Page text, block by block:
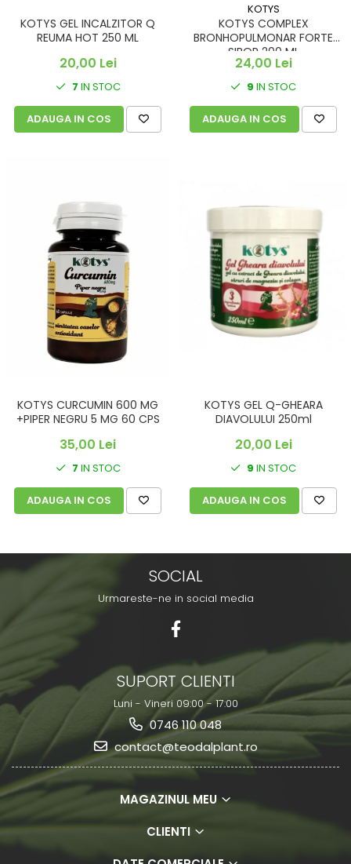
KOTYS GEL INCALZITOR Q
REUMA HOT 250 ML
20,00 Lei
7 IN STOC
ADAUGA IN COS
KOTYS
KOTYS COMPLEX
BRONHOPULMONAR FORTE
SIROP 200 ML
24,00 Lei
9 IN STOC
ADAUGA IN COS
KOTYS CURCUMIN 600 MG
+PIPER NEGRU 5 MG 60 CPS
35,00 Lei
7 IN STOC
ADAUGA IN COS
KOTYS GEL Q-GHEARA
DIAVOLULUI 250ml
20,00 Lei
9 IN STOC
ADAUGA IN COS
SOCIAL
Urmareste-ne in social media
SUPORT CLIENTI
Luni - Vineri 09:00 - 17:00
0746 110 048
contact@teodalplant.ro
MAGAZINUL MEU
CLIENTI